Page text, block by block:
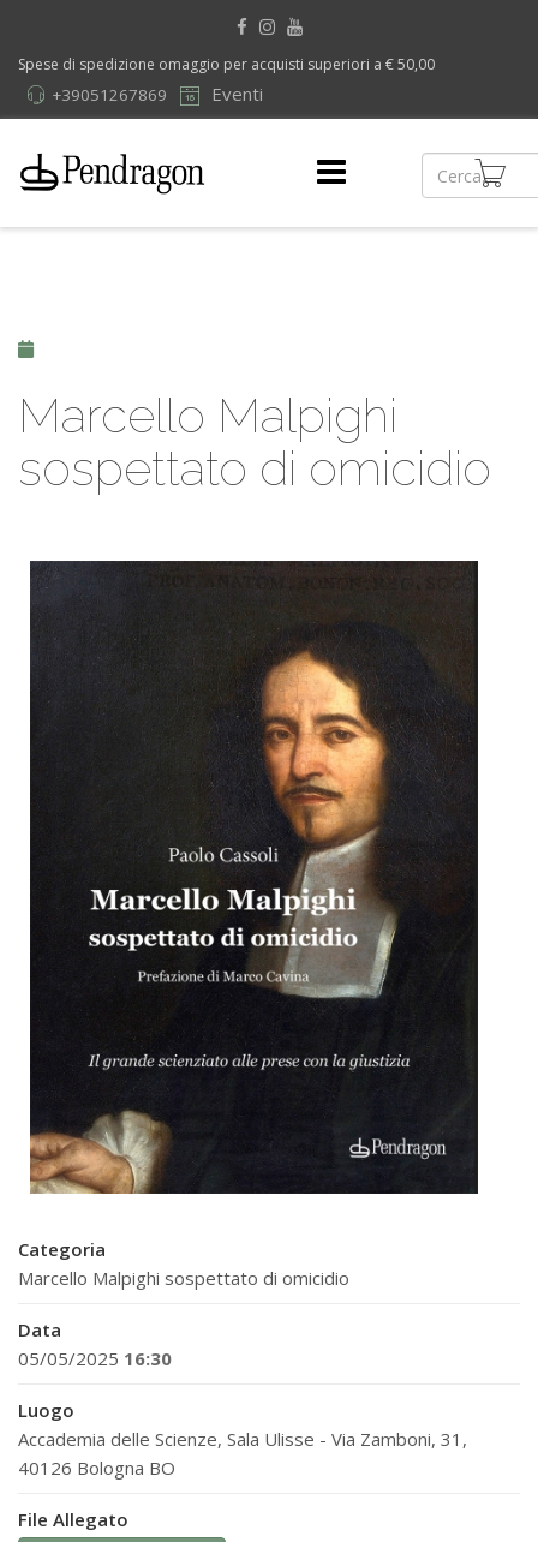
Spese di spedizione omaggio per acquisti superiori a € 50,00
Eventi
+39051267869
Marcello Malpighi
sospettato di omicidio
Categoria
Marcello Malpighi sospettato di omicidio
Data
05/05/2025 16:30
Luogo
Accademia delle Scienze, Sala Ulisse - Via Zamboni, 31,
40126 Bologna BO
File Allegato